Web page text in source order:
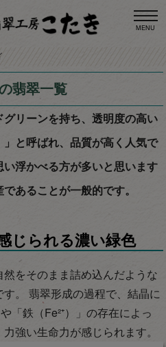
MENU
翡翠一覧
リーンを持ち、透明度の高い
と呼ばれ、品質が高く人気で
浮かべる方が多いと思います
あることが一般的です。
じられる濃い緑色
をそのまま詰め込んだような
。 翡翠形成の過程で、結晶に
「鉄（Fe²⁺）」の存在によっ
強い生命力が感じられます。